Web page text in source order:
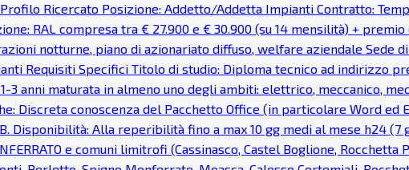
Ricercato Posizione: Addetto/Addetta Impianti Contratto:
RAL compresa tra € 27.900 e € 30.900 (su 14 mensilità) +
notturne, piano di azionariato diffuso, welfare aziendale Sede
Requisiti Specifici Titolo di studio: Diploma tecnico ad indirizzo
3 anni maturata in almeno uno degli ambiti: elettrico, meccanico,
Discreta conoscenza del Pacchetto Office (in particolare Word
Disponibilità: Alla reperibilità fino a max 10 gg medi al mese h24
e comuni limitrofi (Cassinasco, Castel Boglione, Rocchetta